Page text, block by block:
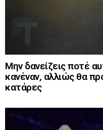
Μην δανείζεις ποτέ
κανέναν, αλλιώς θα
κατάρες